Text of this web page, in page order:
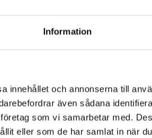
Information
innehållet och annonserna till
även sådana
som vi samarbetar med.
eller som de har samlat in när
spets 50/80 mm